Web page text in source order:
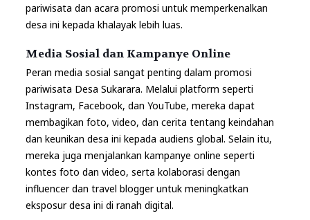
pariwisata dan acara promosi untuk memperkenalkan
desa ini kepada khalayak lebih luas.
Media Sosial dan Kampanye Online
Peran media sosial sangat penting dalam promosi
pariwisata Desa Sukarara. Melalui platform seperti
Instagram, Facebook, dan YouTube, mereka dapat
membagikan foto, video, dan cerita tentang keindahan
dan keunikan desa ini kepada audiens global. Selain itu,
mereka juga menjalankan kampanye online seperti
kontes foto dan video, serta kolaborasi dengan
influencer dan travel blogger untuk meningkatkan
eksposur desa ini di ranah digital.